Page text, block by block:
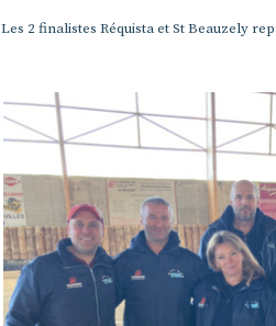
Les 2 finalistes Réquista et St Beauzely